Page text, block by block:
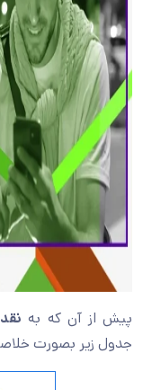
پیش از آن که به
جدول زیر بصورت